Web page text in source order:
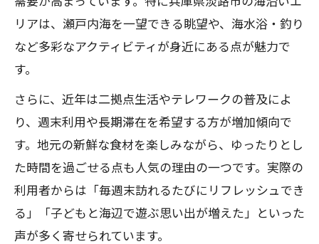
方
淡路島中古物件の活用と暮らし方のポイ
ント
生活
淡路島で人気の二拠点生活向きエリアを
徹底分析
淡路島で叶える理想の庭付き別荘用地探し
淡路島で庭付き別荘用地を探すコツと注
意点
リアは、瀬戸内海を一望できる眺望や、海水浴・釣り
など多彩なアクティビティが身近にある点が魅力で
す。
さらに、近年は二拠点生活やテレワークの普及によ
り、週末利用や長期滞在を希望する方が増加傾向で
す。地元の新鮮な食材を楽しみながら、ゆったりとし
た時間を過ごせる点も人気の理由の一つです。実際の
利用者からは「毎週末訪れるたびにリフレッシュでき
る」「子どもと海辺で遊ぶ思い出が増えた」といった
声が多く寄せられています。